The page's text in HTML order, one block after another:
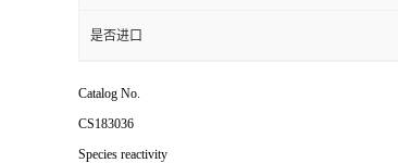
是否进口
Catalog No.
CS183036
Species reactivity